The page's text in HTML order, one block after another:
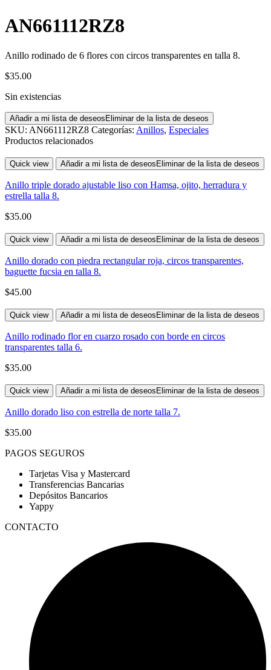
AN661112RZ8
Anillo rodinado de 6 flores con circos transparentes en talla 8.
$35.00
Sin existencias
Añadir a mi lista de deseos Eliminar de la lista de deseos
SKU: AN661112RZ8 Categorías: Anillos, Especiales
Productos relacionados
Quick view Añadir a mi lista de deseos Eliminar de la lista de deseos
Anillo triple dorado ajustable liso con Hamsa, ojito, herradura y
estrella talla 8.
$35.00
Quick view Añadir a mi lista de deseos Eliminar de la lista de deseos
Anillo dorado con piedra rectangular roja, circos transparentes,
baguette fucsia en talla 8.
$45.00
Quick view Añadir a mi lista de deseos Eliminar de la lista de deseos
Anillo rodinado flor en cuarzo rosado con borde en circos
transparentes talla 6.
$35.00
Quick view Añadir a mi lista de deseos Eliminar de la lista de deseos
Anillo dorado liso con estrella de norte talla 7.
$35.00
PAGOS SEGUROS
Tarjetas Visa y Mastercard
Transferencias Bancarias
Depósitos Bancarios
Yappy
CONTACTO